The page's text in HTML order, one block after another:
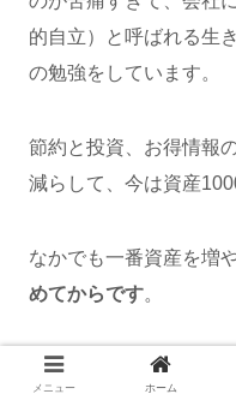
的自立）と呼ばれる生
の勉強をしています。
節約と投資、お得情報
減らして、今は資産
なかでも一番資産を増
めてからです。
でも投資ってひとこと
メニュー ホーム